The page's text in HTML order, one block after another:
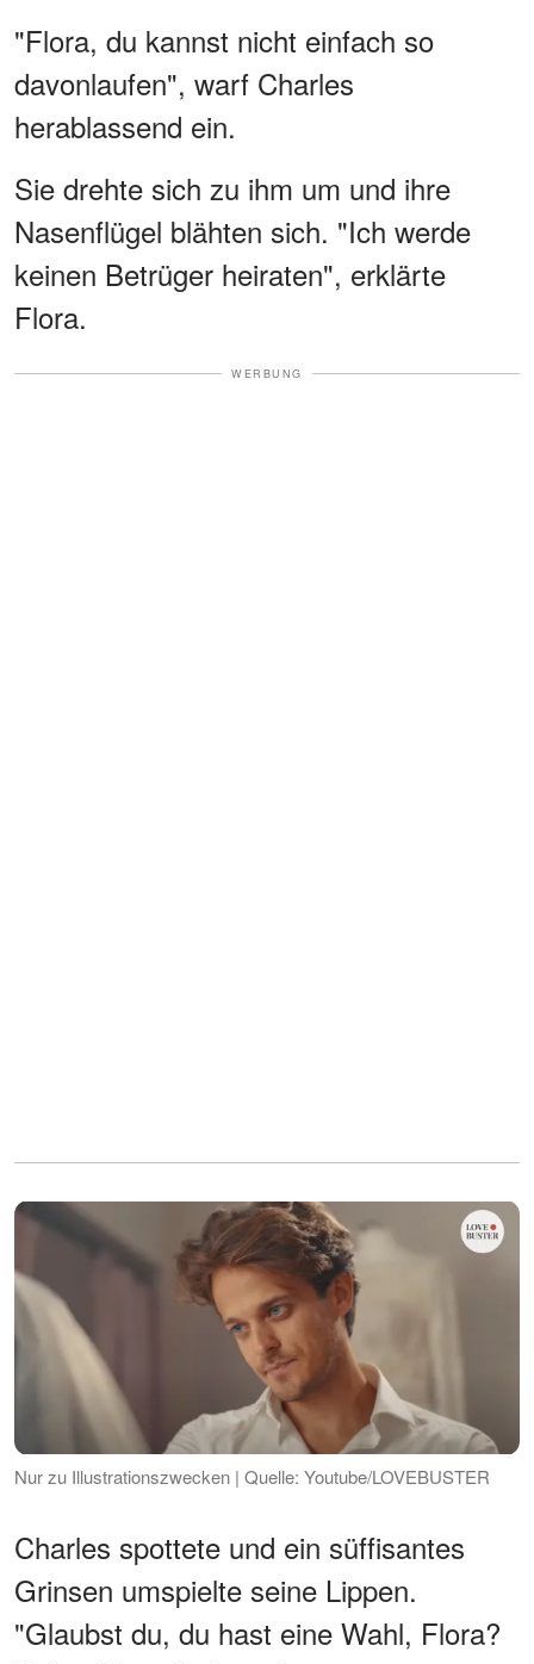
"Flora, du kannst nicht einfach so
davonlaufen", warf Charles
herablassend ein.
Sie drehte sich zu ihm um und ihre
Nasenflügel blähten sich. "Ich werde
keinen Betrüger heiraten", erklärte
Flora.
WERBUNG
Nur zu Illustrationszwecken | Quelle: Youtube/LOVEBUSTER
Charles spottete und ein süffisantes
Grinsen umspielte seine Lippen.
"Glaubst du, du hast eine Wahl, Flora?